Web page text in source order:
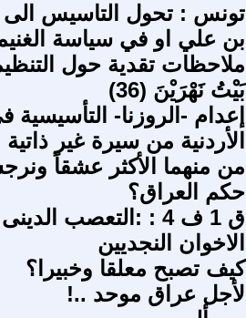
تونس : تحول التاسيس الى
بن علي او في سياسة
ملاحظات تقدية حول
بَيْتُ نَهْرَيْنَ (36)
إعدام -الروزنا- التأسيسية
الأردنية من سيرة غير ذاتية
من منهما الأكثر عشقاً
حكم العراق؟
ق 1 ف 4 : :التعصب
الاخوان النجديين
كيف تصبح معلقا وخبيرا؟
لأجل عراق موحد ..!